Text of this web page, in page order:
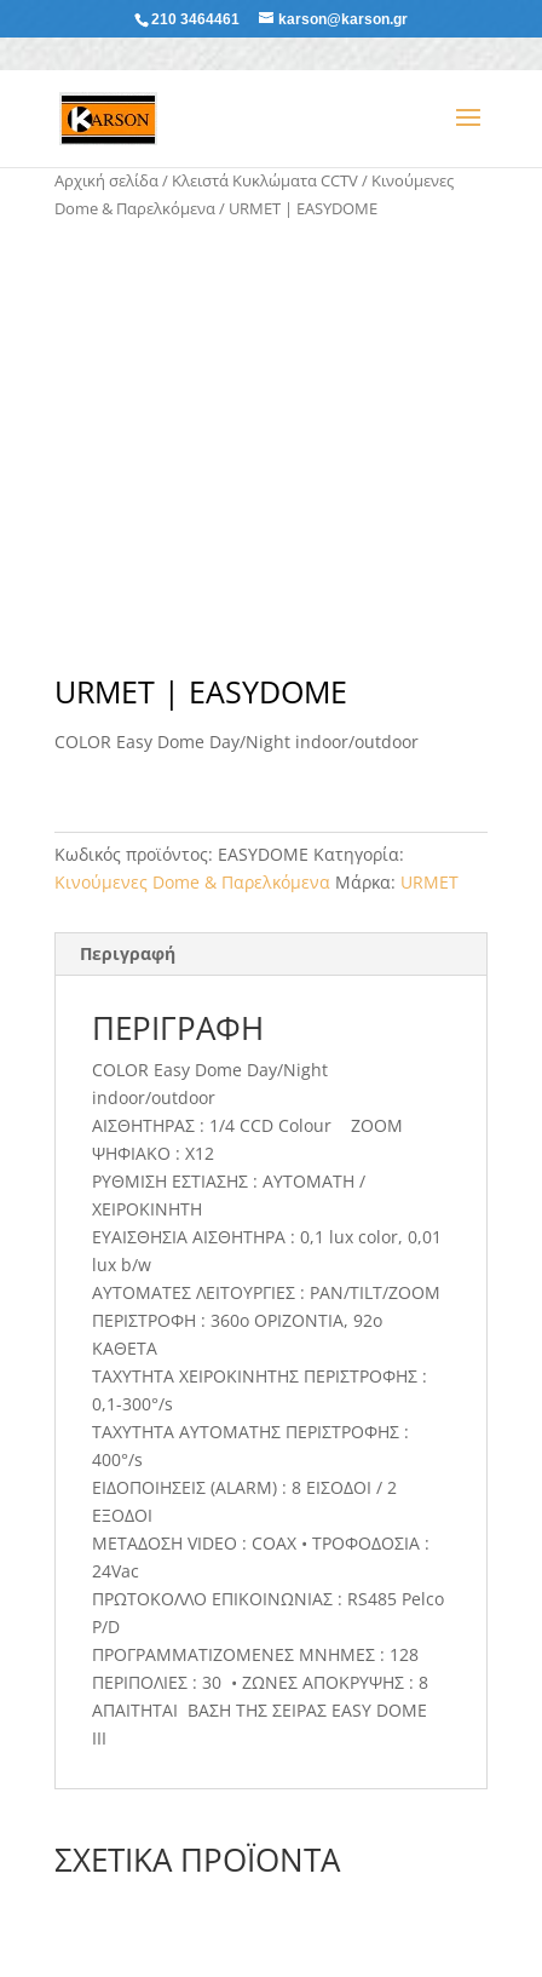
210 3464461 karson@karson.gr
Αρχική σελίδα/ Κλειστά Κυκλώματα CCTV/ Κινούμενες
Dome & Παρελκόμενα/ URMET | EASYDOME
URMET | EASYDOME
COLOR Easy Dome Day/Night indoor/outdoor
Κωδικός προϊόντος: EASYDOME Κατηγορία:
Κινούμενες Dome & Παρελκόμενα Μάρκα: URMET
Περιγραφή
ΠΕΡΙΓΡΑΦΉ
COLOR Easy Dome Day/Night
indoor/outdoor
ΑΙΣΘΗΤΗΡΑΣ : 1/4 CCD Colour ZOOM
ΨΗΦΙΑΚΟ : X12
ΡΥΘΜΙΣΗ ΕΣΤΙΑΣΗΣ : ΑΥΤΟΜΑΤΗ /
ΧΕΙΡΟΚΙΝΗΤΗ
ΕΥΑΙΣΘΗΣΙΑ ΑΙΣΘΗΤΗΡΑ : 0,1 lux color, 0,01
lux b/w
ΑΥΤΟΜΑΤΕΣ ΛΕΙΤΟΥΡΓΙΕΣ : PAN/TILT/ZOOM
ΠΕΡΙΣΤΡΟΦΗ : 360ο ΟΡΙΖΟΝΤΙΑ, 92ο
ΚΑΘΕΤΑ
ΤΑΧΥΤΗΤΑ ΧΕΙΡΟΚΙΝΗΤΗΣ ΠΕΡΙΣΤΡΟΦΗΣ :
0,1-300°/s
ΤΑΧΥΤΗΤΑ ΑΥΤΟΜΑΤΗΣ ΠΕΡΙΣΤΡΟΦΗΣ :
400°/s
ΕΙΔΟΠΟΙΗΣΕΙΣ (ALARM) : 8 ΕΙΣΟΔΟΙ / 2
ΕΞΟΔΟI
ΜΕΤΑΔΟΣΗ VIDEO : COAX • ΤΡΟΦΟΔΟΣΙΑ :
24Vac
ΠΡΩΤΟΚΟΛΛΟ ΕΠΙΚΟΙΝΩΝΙΑΣ : RS485 Pelco
P/D
ΠΡΟΓΡΑΜΜΑΤΙΖΟΜΕΝΕΣ ΜΝΗΜΕΣ : 128
ΠΕΡΙΠΟΛΙΕΣ : 30 • ΖΩΝΕΣ ΑΠΟΚΡΥΨΗΣ : 8
ΑΠΑΙΤΗΤΑΙ ΒΑΣΗ ΤΗΣ ΣΕΙΡΑΣ EASY DOME
IIΙ
ΣΧΕΤΙΚΆ ΠΡΟΪΌΝΤΑ